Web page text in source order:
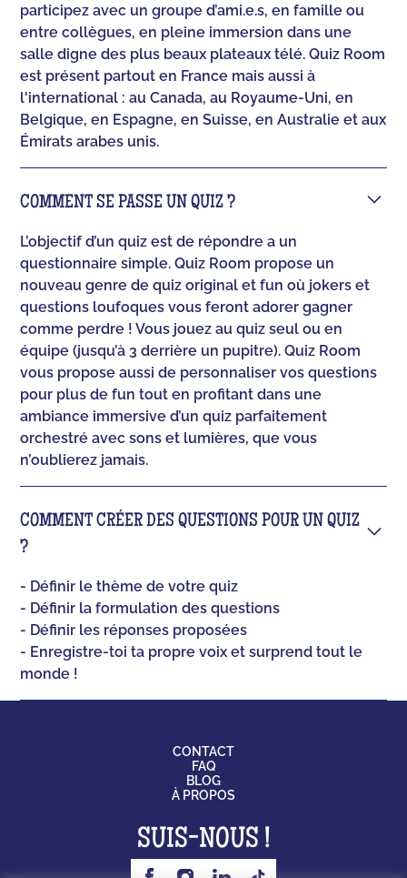
participez avec un groupe d’ami.e.s, en famille ou
entre collègues, en pleine immersion dans une
salle digne des plus beaux plateaux télé. Quiz Room
est présent partout en France mais aussi à
l'international : au Canada, au Royaume-Uni, en
Belgique, en Espagne, en Suisse, en Australie et aux
Émirats arabes unis.
COMMENT SE PASSE UN QUIZ ?
L’objectif d’un quiz est de répondre a un
questionnaire simple. Quiz Room propose un
nouveau genre de quiz original et fun où jokers et
questions loufoques vous feront adorer gagner
comme perdre ! Vous jouez au quiz seul ou en
équipe (jusqu’à 3 derrière un pupitre). Quiz Room
vous propose aussi de personnaliser vos questions
pour plus de fun tout en profitant dans une
ambiance immersive d’un quiz parfaitement
orchestré avec sons et lumières, que vous
n’oublierez jamais.
COMMENT CRÉER DES QUESTIONS POUR UN QUIZ
?
- Définir le thème de votre quiz
- Définir la formulation des questions
- Définir les réponses proposées
- Enregistre-toi ta propre voix et surprend tout le
monde !
CONTACT
FAQ
BLOG
À PROPOS
SUIS-NOUS !